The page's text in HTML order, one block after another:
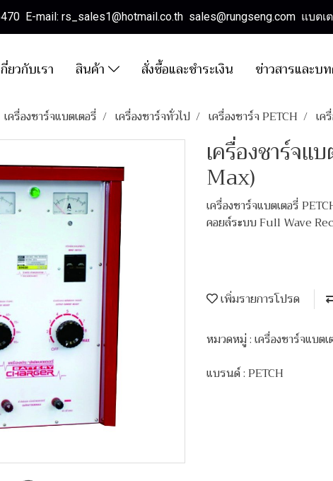
E-mail: rs_sales1@hotmail.co.th sales@rungseng.com แบ
ยวกับเรา สินค้า สั่งซื้อและชำระเงิน ข่าวสารและบ
เครื่องชาร์จแบตเตอรี่ เครื่องชาร์จทั่วไป เครื่องชาร์จ PETCH เค
เครื่องชาร์จแ
Max)
เครื่องชาร์จแบตเตอรี่
คอยล์ระบบ Full Wave
เพิ่มรายการโปรด
หมวดหมู่ :เครื่องชาร์จแบตเ
แบรนด์ :PETCH